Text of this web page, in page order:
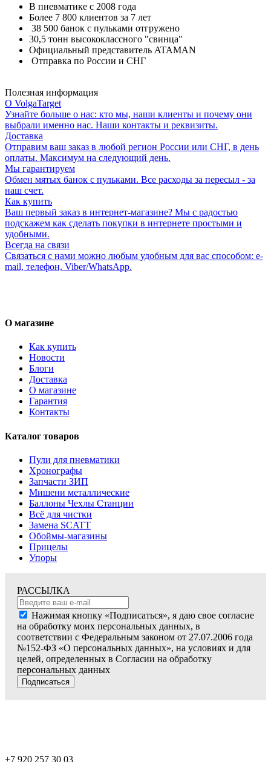
В пневматике с 2008 года
Более 7 800 клиентов за 7 лет
38 500 банок с пульками отгружено
30,5 тонн высококлассного "свинца"
Официальный представитель ATAMAN
Отправка по России и СНГ
Полезная информация
О VolgaTarget
Узнайте больше о нас: кто мы, наши клиенты и почему они
выбрали именно нас. Наши контакты и реквизиты.
Доставка
Отправим ваш заказ в любой регион России или СНГ, в день
оплаты. Максимум на следующий день.
Мы гарантируем
Обмен мятых банок с пульками. Все расходы за пересыл - за
наш счет.
Как купить
Ваш первый заказ в интернет-магазине? Мы с радостью
подскажем как сделать покупки в интернете простыми и
удобными.
Всегда на связи
Связаться с нами можно любым удобным для вас способом: e-
mail, телефон, Viber/WhatsApp.
О магазине
Как купить
Новости
Блоги
Доставка
О магазине
Гарантия
Контакты
Каталог товаров
Пули для пневматики
Хронографы
Запчасти ЗИП
Мишени металлические
Баллоны Чехлы Станции
Всё для чистки
Замена SCATT
Обоймы-магазины
Прицелы
Упоры
РАССЫЛКА
Нажимая кнопку «Подписаться», я даю свое согласие
на обработку моих персональных данных, в
соответствии с Федеральным законом от 27.07.2006 года
№152-ФЗ «О персональных данных», на условиях и для
целей, определенных в Согласии на обработку
персональных данных
Подписаться
+7 920 257 30 03